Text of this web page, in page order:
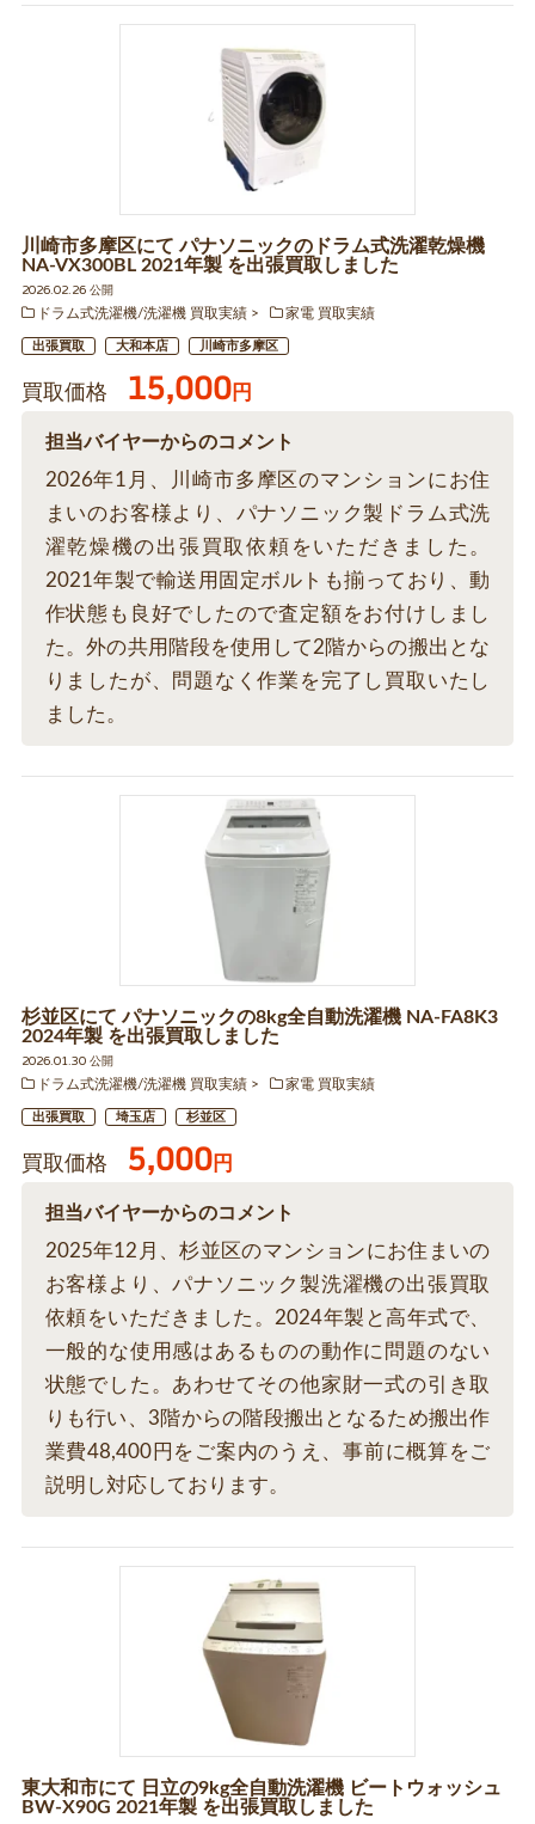
川崎市多摩区にて パナソニックのドラム式洗濯乾燥機
NA-VX300BL 2021年製 を出張買取しました
2026.02.26 公開
ドラム式洗濯機/洗濯機 買取実績
家電 買取実績
出張買取 大和本店 川崎市多摩区
買取価格 15,000円
担当バイヤーからのコメント
2026年1月、川崎市多摩区のマンションにお住
まいのお客様より、パナソニック製ドラム式洗
濯乾燥機の出張買取依頼をいただきました。
2021年製で輸送用固定ボルトも揃っており、動
作状態も良好でしたので査定額をお付けしまし
た。外の共用階段を使用して2階からの搬出とな
りましたが、問題なく作業を完了し買取いたし
ました。
杉並区にて パナソニックの8kg全自動洗濯機 NA-FA8K3
2024年製 を出張買取しました
2026.01.30 公開
ドラム式洗濯機/洗濯機 買取実績
家電 買取実績
出張買取 埼玉店 杉並区
買取価格 5,000円
担当バイヤーからのコメント
2025年12月、杉並区のマンションにお住まいの
お客様より、パナソニック製洗濯機の出張買取
依頼をいただきました。2024年製と高年式で、
一般的な使用感はあるものの動作に問題のない
状態でした。あわせてその他家財一式の引き取
りも行い、3階からの階段搬出となるため搬出作
業費48,400円をご案内のうえ、事前に概算をご
説明し対応しております。
東大和市にて 日立の9kg全自動洗濯機 ビートウォッシュ
BW-X90G 2021年製 を出張買取しました